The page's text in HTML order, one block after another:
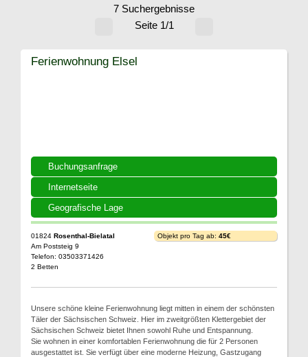
7 Suchergebnisse
Seite 1/1
Buchungsanfrage
Internetseite
Geografische Lage
Ferienwohnung Elsel
01824 Rosenthal-Bielatal
Am Poststeig 9
Telefon: 03503371426
2 Betten
Objekt pro Tag ab: 45€
Unsere schöne kleine Ferienwohnung liegt mitten in einem der schönsten
Täler der Sächsischen Schweiz. Hier im zweitgrößten Klettergebiet der
Sächsischen Schweiz bietet Ihnen sowohl Ruhe und Entspannung.
Sie wohnen in einer komfortablen Ferienwohnung die für 2 Personen
ausgestattet ist. Sie verfügt über eine moderne Heizung, Gastzugang